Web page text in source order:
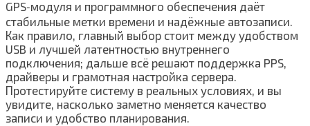
GPS‑модуля и программного обеспечения даёт
стабильные метки времени и надёжные автозаписи.
Как правило, главный выбор стоит между удобством
USB и лучшей латентностью внутреннего
подключения; дальше всё решают поддержка PPS,
драйверы и грамотная настройка сервера.
Протестируйте систему в реальных условиях, и вы
увидите, насколько заметно меняется качество
записи и удобство планирования.